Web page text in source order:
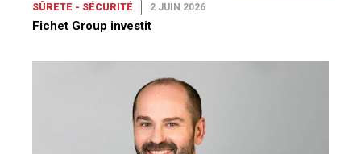
SÛRETE - SÉCURITÉ 2 JUIN 2026
Fichet Group investit